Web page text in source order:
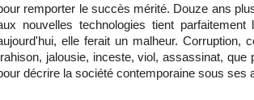
remporter le succès mérité. Douze ans
nouvelles technologies tient
elle ferait un malheur. Corruption,
jalousie, inceste, viol, assassinat, que
décrire la société contemporaine sous ses